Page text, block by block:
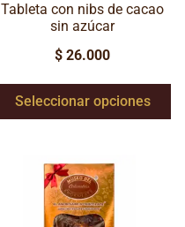
Tableta con nibs de cacao
sin azúcar
$ 26.000
Seleccionar opciones